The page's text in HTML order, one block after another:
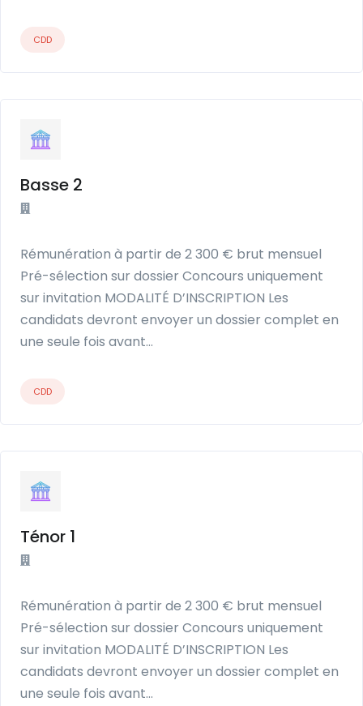
CDD
Basse 2
Rémunération à partir de 2 300 € brut mensuel
Pré-sélection sur dossier Concours uniquement
sur invitation MODALITÉ D’INSCRIPTION Les
candidats devront envoyer un dossier complet en
une seule fois avant…
CDD
Ténor 1
Rémunération à partir de 2 300 € brut mensuel
Pré-sélection sur dossier Concours uniquement
sur invitation MODALITÉ D’INSCRIPTION Les
candidats devront envoyer un dossier complet en
une seule fois avant…